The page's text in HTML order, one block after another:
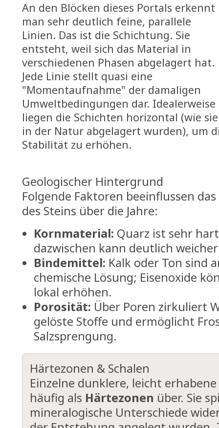
An den Blöcken dieses Portals erkennt
man sehr deutlich feine, parallele
Linien. Das ist die Schichtung. Sie
entsteht, weil sich das Material in
verschiedenen Phasen abgelagert hat.
Jede Linie stellt quasi eine
"Momentaufnahme" der damaligen
Umweltbedingungen dar. Idealerweise
liegen die Schichten horizontal (wie sie
in der Natur abgelagert wurden), um
Stabilität zu erhöhen.
Geologischer Hintergrund
Folgende Faktoren beeinflussen
des Steins über die Jahre:
Kornmaterial: Quarz ist sehr
dazwischen kann deutlich
Bindemittel: Kalk oder Ton sind
chemische Lösung; Eisenoxide
lokal erhöhen.
Porosität: Über Poren zirkuliert
gelöste Stoffe und ermöglicht
Salzsprengung.
Härtezonen & Schalen
Einzelne dunklere, leicht
häufig als Härtezonen über. Sie
mineralogische Unterschiede